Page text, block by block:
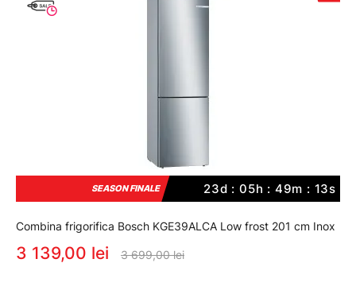
SEASON FINALE 23d : 05h : 49m : 12s
Combina frigorifica Bosch KGE39ALCA Low frost 201 cm Inox
3 139,00 lei 3 699,00 lei